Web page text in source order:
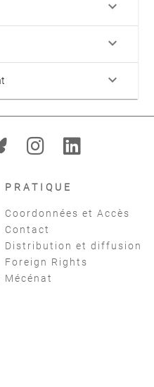
keyboard_arrow_down
keyboard_arrow_down
keyboard_arrow_down
PRATIQUE
Coordonnées et Accès
Contact
Distribution et diffusion
Foreign Rights
Mécénat